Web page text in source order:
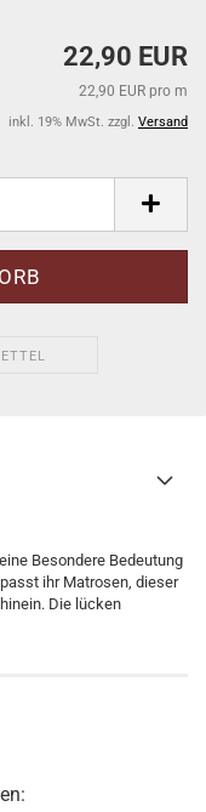
22,90 EUR
22,90 EUR pro m
inkl. 19% MwSt. zzgl. Versand
Besondere Bedeutung
ihr Matrosen, dieser
Die lücken